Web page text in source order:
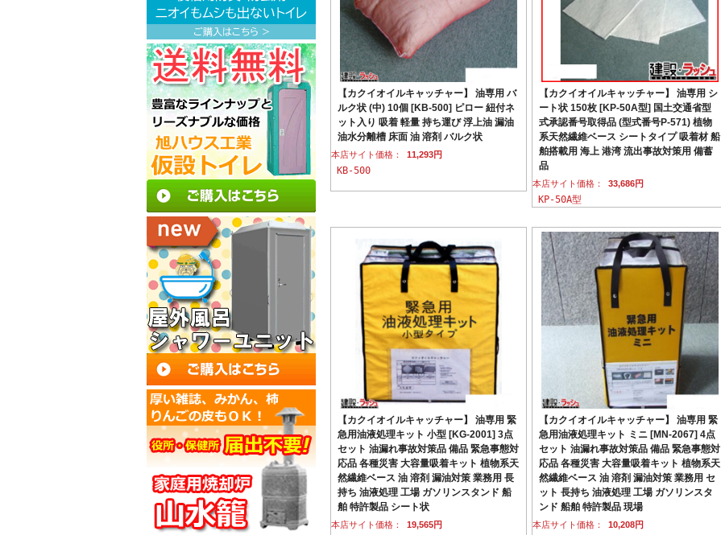
【カクイオイルキャッチャー】 油専用 バ
ルク状 (中) 10個 [KB-500] ピロー 紐付ネ
ット入り 吸着 軽量 持ち運び 浮上油 漏油
油水分離槽 床面 油 溶剤 バルク状
本店サイト価格： 11,293円
KB-500
【カクイオイルキャッチャー】 油専用 シ
ート状 150枚 [KP-50A型] 国土交通省型
式承認番号取得品 (型式番号P-571) 植物
系天然繊維ベース シートタイプ 吸着材 船
舶搭載用 海上 港湾 流出事故対策用 備蓄
品
本店サイト価格： 33,686円
KP-50A型
【カクイオイルキャッチャー】 油専用 緊
急用油液処理キット 小型 [KG-2001] 3点
セット 油漏れ事故対策品 備品 緊急事態対
応品 各種災害 大容量吸着キット 植物系天
然繊維ベース 油 溶剤 漏油対策 業務用 長
持ち 油液処理 工場 ガソリンスタンド 船
舶 特許製品 シート状
本店サイト価格： 19,565円
【カクイオイルキャッチャー】 油専用 緊
急用油液処理キット ミニ [MN-2067] 4点
セット 油漏れ事故対策品 備品 緊急事態対
応品 各種災害 大容量吸着キット 植物系天
然繊維ベース 油 溶剤 漏油対策 業務用 セ
ット 長持ち 油液処理 工場 ガソリンスタ
ンド 船舶 特許製品 現場
本店サイト価格： 10,208円